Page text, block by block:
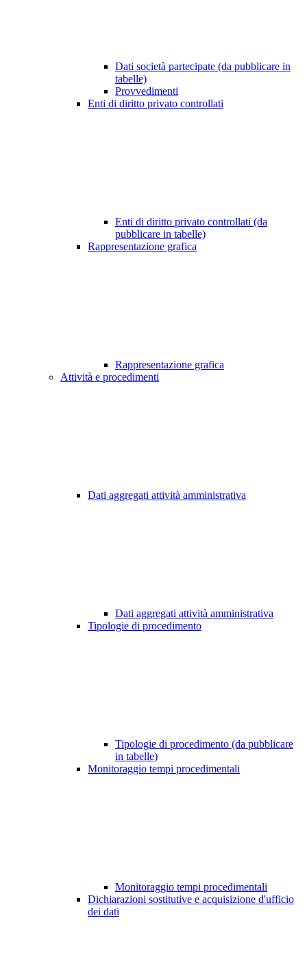
Dati società partecipate (da pubblicare in
tabelle)
Provvedimenti
Enti di diritto privato controllati
Enti di diritto privato controllati (da
pubblicare in tabelle)
Rappresentazione grafica
Rappresentazione grafica
Attività e procedimenti
Dati aggregati attività amministrativa
Dati aggregati attività amministrativa
Tipologie di procedimento
Tipologie di procedimento (da pubblicare
in tabelle)
Monitoraggio tempi procedimentali
Monitoraggio tempi procedimentali
Dichiarazioni sostitutive e acquisizione d'ufficio
dei dati